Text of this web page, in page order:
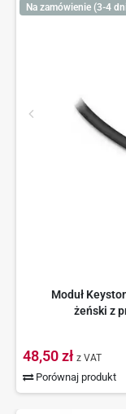
Na zamówienie (3-4
Moduł
żeński z
48,50 zł z VAT
Porównaj produkt